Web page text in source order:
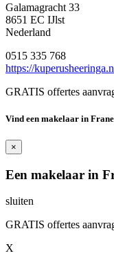
Galamagracht 33
8651 EC IJlst
Nederland
0515 335 768
https://
GRATIS offertes
Vind een makelaar in
×
Een makelaar in
sluiten
GRATIS offertes
X